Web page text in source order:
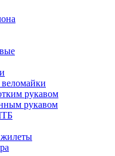
рукавом
рукавом